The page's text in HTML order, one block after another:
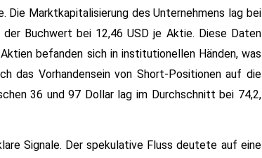
Die Marktkapitalisierung des Unternehmens lag bei
Buchwert bei 12,46 USD je Aktie. Diese Daten
befanden sich in institutionellen Händen, was
das Vorhandensein von Short-Positionen auf die
36 und 97 Dollar lag im Durchschnitt bei 74,2,
Signale. Der spekulative Fluss deutete auf eine